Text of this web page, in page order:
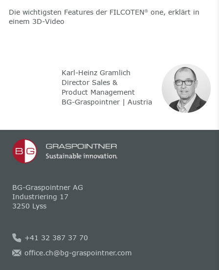
Die wichtigsten Features der FILCOTEN®one, erklärt in
einem 3D-Video
Karl-Heinz Gramlich
Director Sales &
Product Management
BG-Graspointner | Austria
BG-Graspointner AG
Industriering 17
3250 Lyss
+41 32 387 37 70
office.ch@bg-graspointner.com